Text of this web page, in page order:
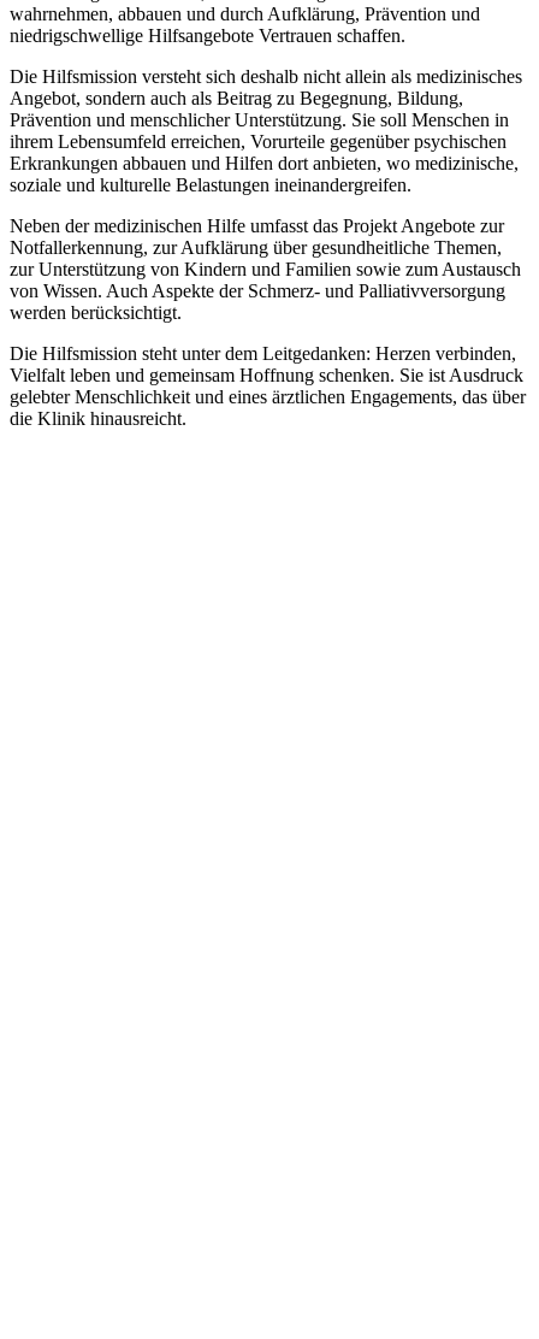
wahrnehmen, abbauen und durch Aufklärung, Prävention und
niedrigschwellige Hilfsangebote Vertrauen schaffen.
Die Hilfsmission versteht sich deshalb nicht allein als medizinisches
Angebot, sondern auch als Beitrag zu Begegnung, Bildung,
Prävention und menschlicher Unterstützung. Sie soll Menschen in
ihrem Lebensumfeld erreichen, Vorurteile gegenüber psychischen
Erkrankungen abbauen und Hilfen dort anbieten, wo medizinische,
soziale und kulturelle Belastungen ineinandergreifen.
Neben der medizinischen Hilfe umfasst das Projekt Angebote zur
Notfallerkennung, zur Aufklärung über gesundheitliche Themen,
zur Unterstützung von Kindern und Familien sowie zum Austausch
von Wissen. Auch Aspekte der Schmerz- und Palliativversorgung
werden berücksichtigt.
Die Hilfsmission steht unter dem Leitgedanken: Herzen verbinden,
Vielfalt leben und gemeinsam Hoffnung schenken. Sie ist Ausdruck
gelebter Menschlichkeit und eines ärztlichen Engagements, das über
die Klinik hinausreicht.